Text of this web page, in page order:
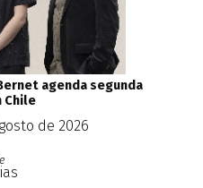
agenda segunda
Chile
de 2026